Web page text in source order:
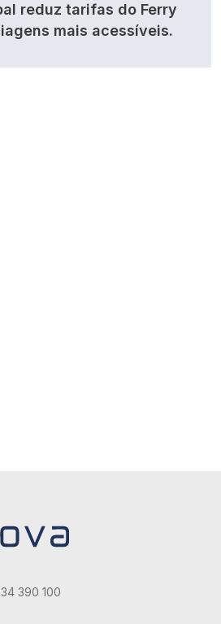
reduz tarifas do Ferry
mais acessíveis.
390 100